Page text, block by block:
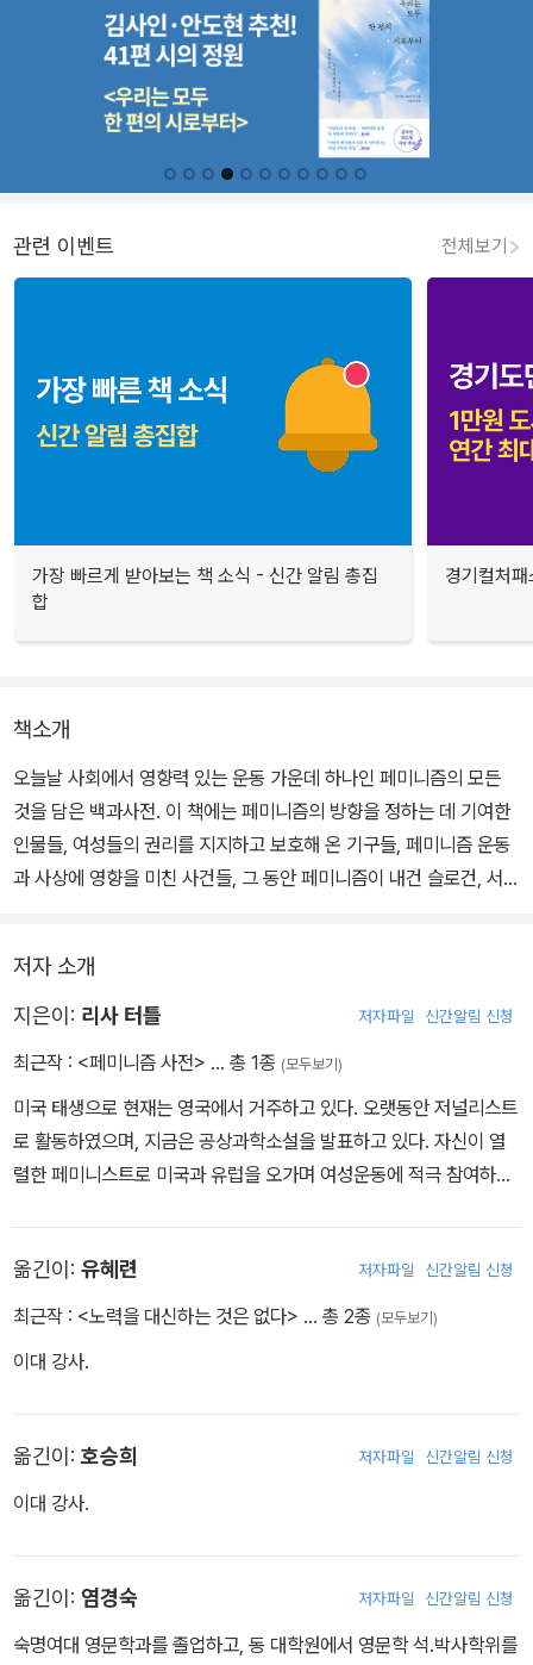
관련 이벤트 전체보기
가장 빠르게 받아보는 책 소식 - 신간 알림 총집
합
경기컬처
책소개
오늘날 사회에서 영향력 있는 운동 가운데 하나인 페미니즘의 모든
것을 담은 백과사전. 이 책에는 페미니즘의 방향을 정하는 데 기여한
인물들, 여성들의 권리를 지지하고 보호해 온 기구들, 페미니즘 운동
과 사상에 영향을 미친 사건들, 그 동안 페미니즘이 내건 슬로건, 서적
저자는 지금까지 페미니즘이라 불러왔던 것을 될 수 있는 한 많이 포
함시키고 있다. 페니니즘의 정의를 넓히고, 예성의 예속을 인정하여
페미니스트라 규정한다.
저자 소개
지은이: 리사 터틀 저자파일 신간알림 신청
최근작 : <페미니즘 사전> … 총 1종 (모두보기)
미국 태생으로 현재는 영국에서 거주하고 있다. 오랫동안 저널리스트
로 활동하였으며, 지금은 공상과학소설을 발표하고 있다. 자신이 열
렬한 페미니스트로 미국과 유럽을 오가며 여성운동에 적극 참여하고
옮긴이: 유혜련 저자파일 신간알림 신청
최근작 : <노력을 대신하는 것은 없다> … 총 2종 (모두보기)
이대 강사.
옮긴이:호승희 저자파일 신간알림 신청
이대 강사.
옮긴이: 염경숙 저자파일 신간알림 신청
숙명여대 영문학과를 졸업하고, 동 대학원에서 영문학 석.박사학위를